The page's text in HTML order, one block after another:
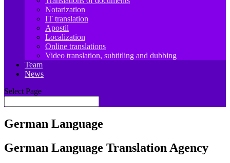
Notarization
IT translation
Apostil
Localization
Online translations
Video translation, subtitling and dubbing
Team
News
Select Page
German Language
German Language Translation Agency